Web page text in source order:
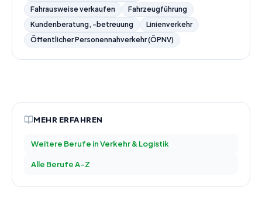
Fahrausweise verkaufen
Fahrzeugführung
Kundenberatung, -betreuung
Linienverkehr
Öffentlicher Personennahverkehr (ÖPNV)
MEHR ERFAHREN
Weitere Berufe inVerkehr & Logistik
Alle Berufe A–Z